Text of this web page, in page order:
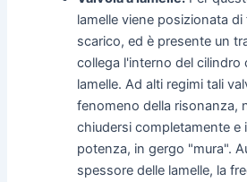
lamelle viene posizionata
scarico, ed è presente un
collega l'interno del cilindro
lamelle. Ad alti regimi tali
fenomeno della risonanza,
chiudersi completamente e
potenza, in gergo "mura".
spessore delle lamelle, la